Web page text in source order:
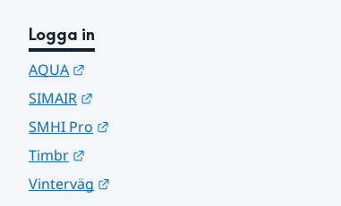
Logga in
AQUA
SIMAIR
SMHI Pro
Timbr
Vinterväg